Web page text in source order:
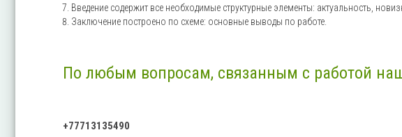
Введение содержит все необходимые структурные элементы: актуальность,
Заключение построено по схеме: основные выводы по работе.
По любым вопросам, связанным с работой
+77713135490